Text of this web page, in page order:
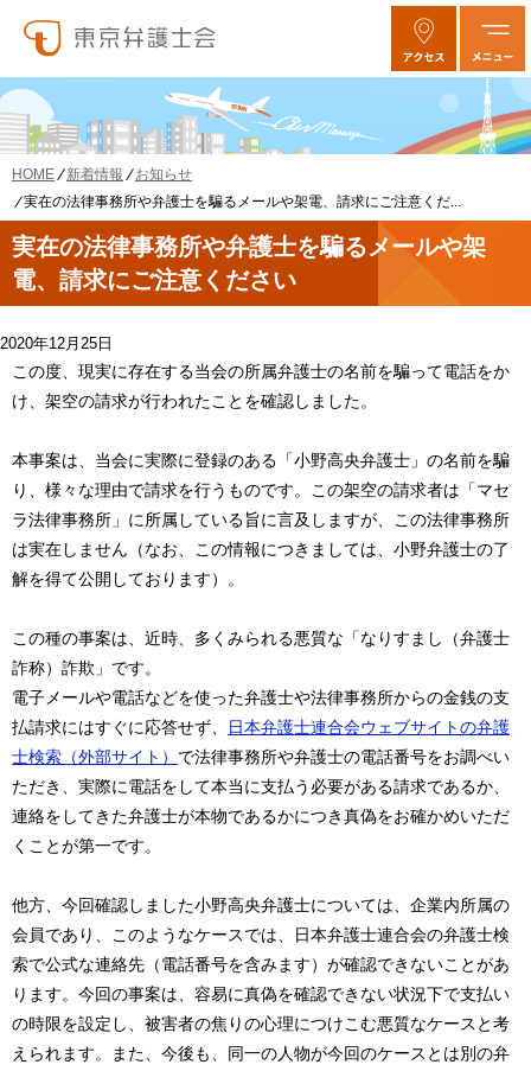
HOME 新着情報
お知らせ
実在の法律事務所や弁護士を騙るメールや架電、請求にご注意くだ...
実在の法律事務所や弁護士を騙るメールや架
電、請求にご注意ください
2020年12月25日
この度、現実に存在する当会の所属弁護士の名前を騙って電話をか
け、架空の請求が行われたことを確認しました。
本事案は、当会に実際に登録のある「小野高央弁護士」の名前を騙
り、様々な理由で請求を行うものです。この架空の請求者は「マセ
ラ法律事務所」に所属している旨に言及しますが、この法律事務所
は実在しません（なお、この情報につきましては、小野弁護士の了
解を得て公開しております）。
この種の事案は、近時、多くみられる悪質な「なりすまし（弁護士
詐称）詐欺」です。
電子メールや電話などを使った弁護士や法律事務所からの金銭の支
払請求にはすぐに応答せず、
日本弁護士連合会ウェブサイトの弁護
士検索（外部サイト） で法律事務所や弁護士の電話番号をお調べい
ただき、実際に電話をして本当に支払う必要がある請求であるか、
連絡をしてきた弁護士が本物であるかにつき真偽をお確かめいただ
くことが第一です。
他方、今回確認しました小野高央弁護士については、企業内所属の
会員であり、このようなケースでは、日本弁護士連合会の弁護士検
索で公式な連絡先（電話番号を含みます）が確認できないことがあ
ります。今回の事案は、容易に真偽を確認できない状況下で支払い
の時限を設定し、被害者の焦りの心理につけこむ悪質なケースと考
えられます。また、今後も、同一の人物が今回のケースとは別の弁